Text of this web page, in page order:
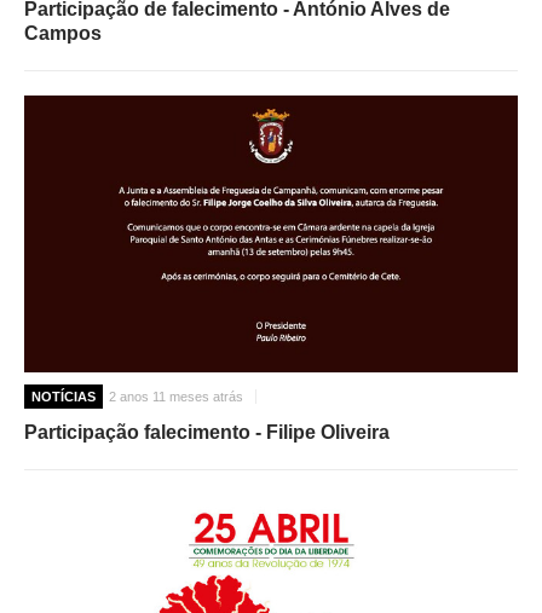
Participação de falecimento - António Alves de
Campos
NOTÍCIAS 2 anos 11 meses atrás
Participação falecimento - Filipe Oliveira